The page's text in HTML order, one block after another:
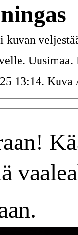
kuvan
13:14. Kuva